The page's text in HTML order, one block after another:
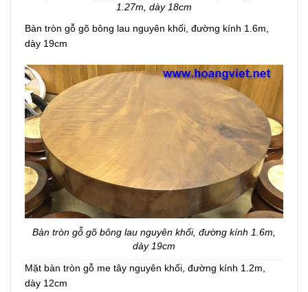
1.27m, dày 18cm
Bàn tròn gỗ gõ bông lau nguyên khối, đường kính 1.6m,
dày 19cm
Bàn tròn gỗ gõ bông lau nguyên khối, đường kính 1.6m,
dày 19cm
Mặt bàn tròn gỗ me tây nguyên khối, đường kính 1.2m,
dày 12cm